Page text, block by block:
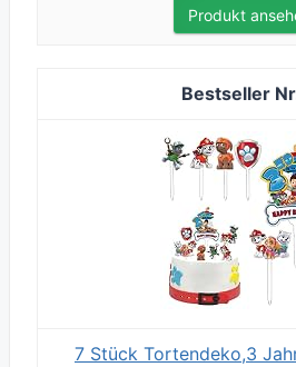
Produkt
7 Stück Tortendeko,3